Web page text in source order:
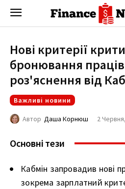
Нові критерії
бронювання
роз'яснення від
Важливі новини
Автор Даша Корнюш 2
Основні тези
Кабмін запровадив нові
зокрема зарплатний